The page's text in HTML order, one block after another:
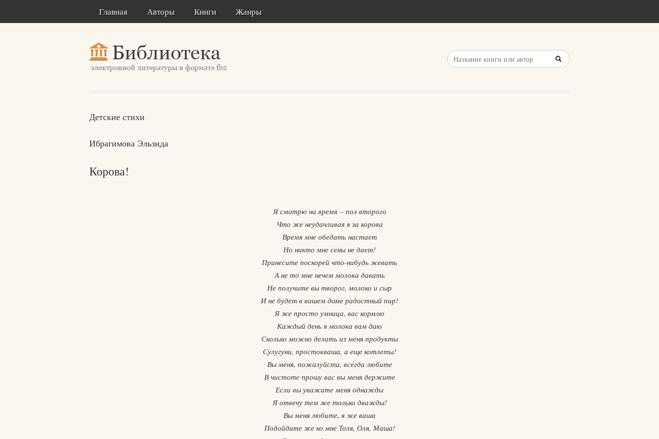
Главная Авторы Книги Жанры
Детские стихи
Ибрагимова Эльзида
Корова!
Я смотрю на время – пол второго
Что же неудачливая я за корова
Время мне обедать настает
Но никто мне сены не дает!
Принесите поскорей что-нибудь жевать
А не то мне нечем молока давать
Не получите вы творог, молоко и сыр
И не будет в вашем доме радостный пир!
Я же просто умница, вас кормлю
Каждый день я молока вам даю
Сколько можно делать из меня продукты
Сулугуни, простокваша, а еще котлеты!
Вы меня, пожалуйста, всегда любите
В чистоте прошу вас вы меня держите
Если вы уважите меня однажды
Я отвечу тем же только дважды!
Вы меня любите, я же ваша
Подойдите же ко мне Толя, Оля, Маша!